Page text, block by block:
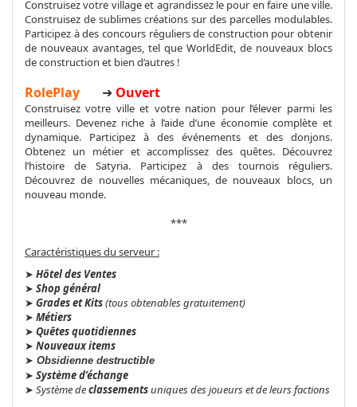
Construisez votre village et agrandissez le pour en faire une ville.
Construisez de sublimes créations sur des parcelles modulables.
Participez à des concours réguliers de construction pour obtenir
de nouveaux avantages, tel que WorldEdit, de nouveaux blocs
de construction et bien d’autres !
RolePlay ➜ Ouvert
Construisez votre ville et votre nation pour l’élever parmi les
meilleurs. Devenez riche à l’aide d’une économie complète et
dynamique. Participez à des événements et des donjons.
Obtenez un métier et accomplissez des quêtes. Découvrez
l’histoire de Satyria. Participez à des tournois réguliers.
Découvrez de nouvelles mécaniques, de nouveaux blocs, un
nouveau monde.
***
Caractéristiques du serveur :
➤ Hôtel des Ventes
➤ Shop général
➤ Grades et Kits(tous obtenables gratuitement)
➤ Métiers
➤ Quêtes quotidiennes
➤ Nouveaux items
➤ Obsidienne destructible
➤ Système d’échange
➤ Système declassementsuniques des joueurs et de leurs factions